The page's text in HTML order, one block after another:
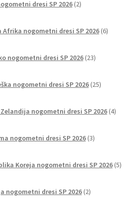
dresi SP 2026 2izdelka
Afrika nogometni dresi SP 2026 6izdelkov
nogometni dresi SP 2026 23izdelkov
nogometni dresi SP 2026 25izdelkov
nogometni dresi SP 2026 4izdelki
nogometni dresi SP 2026 3izdelki
Koreja nogometni dresi SP 2026 5
nogometni dresi SP 2026 2izdelka